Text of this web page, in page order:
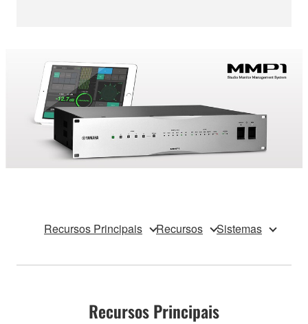
Recursos Principais Recursos Sistemas
Recursos Principais